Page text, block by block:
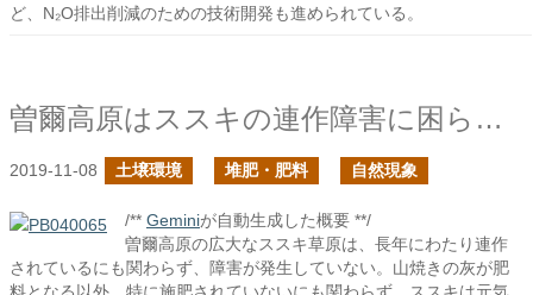
ど、N₂O排出削減のための技術開発も進められている。
曽爾高原はススキの連作障害に困らなかったのだろうか？
2019-11-08 土壌環境 堆肥・肥料 自然現象
/** Geminiが自動生成した概要 **/
曽爾高原の広大なススキ草原は、長年にわたり連作
されているにも関わらず、障害が発生していない。山焼きの灰が肥